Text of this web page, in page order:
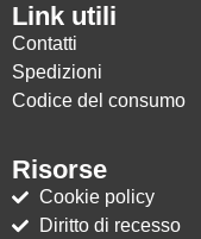
Link utili
Contatti
Spedizioni
Codice del consumo
Risorse
Cookie policy
Diritto di recesso